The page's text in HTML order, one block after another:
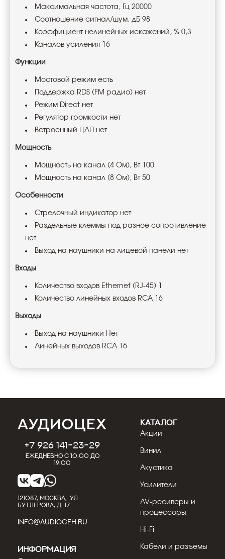
Максимальная частота, Гц 20000
Соотношение сигнал/шум, дБ 98
Коэффициент нелинейных искажений, % 0,3
Каналов усиления 16
Функции
Мостовой режим есть
Поддержка RDS (FM радио) нет
Режим Direct нет
Регулятор громкости нет
Встроенный ЦАП нет
Мощность
Мощность на канал (4 Ом), Вт 100
Мощность на канал (8 Ом), Вт 50
Особенности
Стрелочный индикатор нет
Раздельные клеммы под разное сопротивление
нет
Выход на наушники на лицевой панели нет
Входы
Количество входов Ethernet (RJ-45) 1
Количество линейных входов RCA 16
Выходы
Выход на наушники Нет
Линейных выходов RCA 16
+7 926 141-23-29
Ежедневно с 10:00 до
19:00
121087, МОСКВА, УЛ.
БУТЛЕРОВА, Д. 17
INFO@AUDIOCEH.RU
КАТАЛОГ
Акции
Винил
Акустика
Усилители
AV-ресиверы и
процессоры
Hi-Fi
Кабели и разъемы
Информация